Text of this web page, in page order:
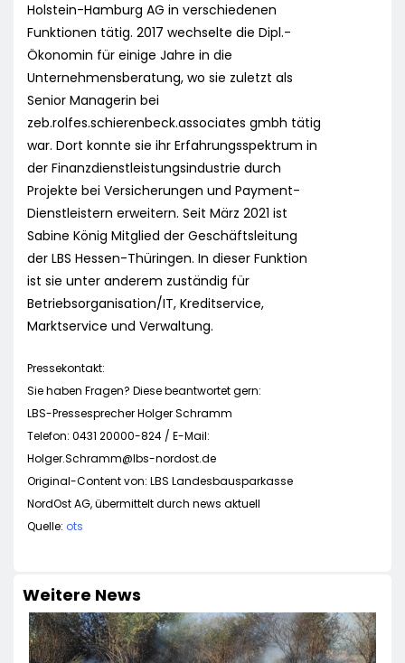
Holstein-Hamburg AG in verschiedenen
Funktionen tätig. 2017 wechselte die Dipl.-
Ökonomin für einige Jahre in die
Unternehmensberatung, wo sie zuletzt als
Senior Managerin bei
zeb.rolfes.schierenbeck.associates gmbh tätig
war. Dort konnte sie ihr Erfahrungsspektrum in
der Finanzdienstleistungsindustrie durch
Projekte bei Versicherungen und Payment-
Dienstleistern erweitern. Seit März 2021 ist
Sabine König Mitglied der Geschäftsleitung
der LBS Hessen-Thüringen. In dieser Funktion
ist sie unter anderem zuständig für
Betriebsorganisation/IT, Kreditservice,
Marktservice und Verwaltung.
Pressekontakt:
Sie haben Fragen? Diese beantwortet gern:
LBS-Pressesprecher Holger Schramm
Telefon: 0431 20000-824 / E-Mail:
Holger.Schramm@lbs-nordost.de
Original-Content von: LBS Landesbausparkasse
NordOst AG, übermittelt durch news aktuell
Quelle: ots
Weitere News